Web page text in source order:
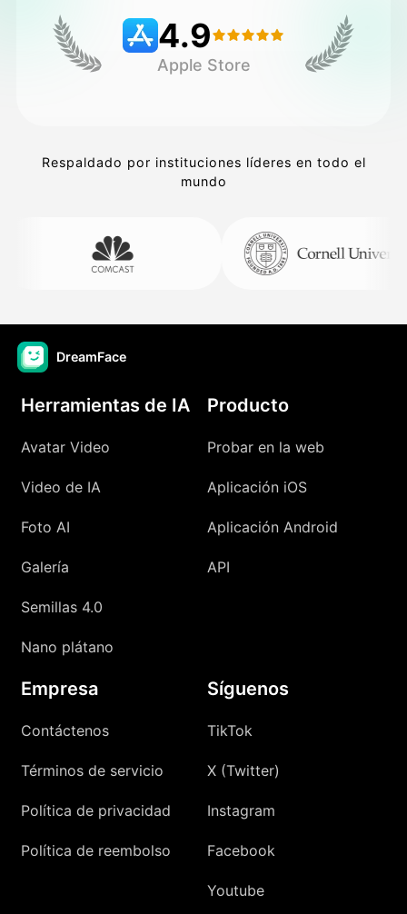
4.9
Apple Store
Respaldado por instituciones líderes en todo el
mundo
DreamFace
Herramientas de IA
Avatar Video
Video de IA
Foto AI
Galería
Semillas 4.0
Nano plátano
Producto
Probar en la web
Aplicación iOS
Aplicación Android
API
Empresa
Contáctenos
Términos de servicio
Política de privacidad
Política de reembolso
Síguenos
TikTok
X (Twitter)
Instagram
Facebook
Youtube